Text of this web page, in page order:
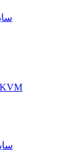
سایر کنسول و سوئیچ KVM